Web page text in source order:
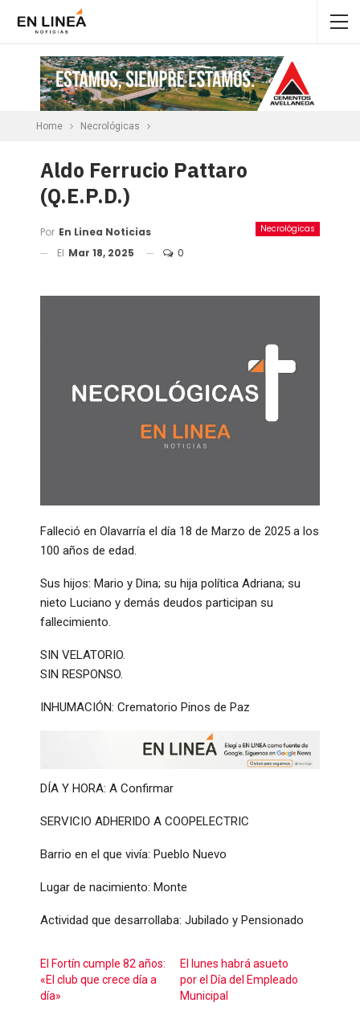
Home Necrológicas
Aldo Ferrucio Pattaro
(Q.E.P.D.)
Necrológicas
Por En Linea Noticias
El Mar 18, 2025 0
Falleció en Olavarría el día 18 de Marzo de 2025 a los
100 años de edad.
Sus hijos: Mario y Dina; su hija política Adriana; su
nieto Luciano y demás deudos participan su
fallecimiento.
SIN VELATORIO.
SIN RESPONSO.
INHUMACIÓN: Crematorio Pinos de Paz
DÍA Y HORA: A Confirmar
SERVICIO ADHERIDO A COOPELECTRIC
Barrio en el que vivía: Pueblo Nuevo
Lugar de nacimiento: Monte
Actividad que desarrollaba: Jubilado y Pensionado
El Fortín cumple 82 años:
«El club que crece día a
día»
El lunes habrá asueto
por el Día del Empleado
Municipal